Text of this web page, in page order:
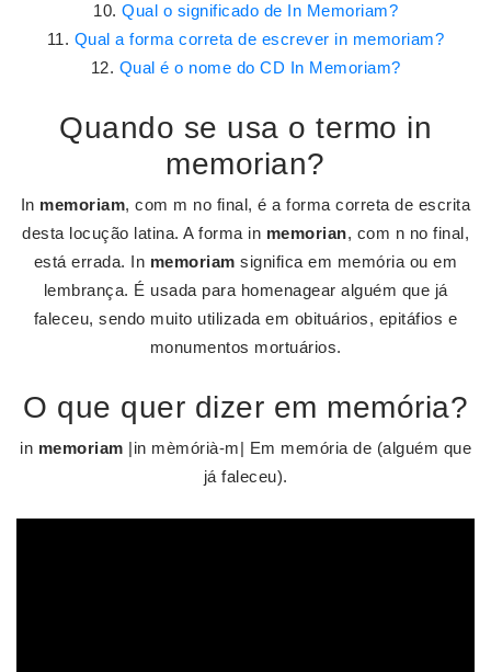
Qual o significado de In Memoriam?
Qual a forma correta de escrever in memoriam?
Qual é o nome do CD In Memoriam?
Quando se usa o termo in
memorian?
In memoriam, com m no final, é a forma correta de escrita
desta locução latina. A forma in memorian, com n no final,
está errada. In memoriam significa em memória ou em
lembrança. É usada para homenagear alguém que já
faleceu, sendo muito utilizada em obituários, epitáfios e
monumentos mortuários.
O que quer dizer em memória?
in memoriam |in mèmórià-m| Em memória de (alguém que
já faleceu).